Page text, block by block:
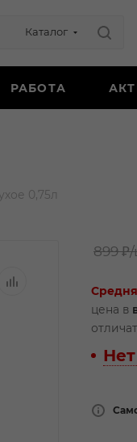
Каталог
РАБОТА
0,75л
899 ₽
цена в